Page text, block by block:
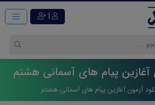
|
آغازین پیام های آسمانی هشتم
آزمون آغازین پیام های آسمانی هشتم